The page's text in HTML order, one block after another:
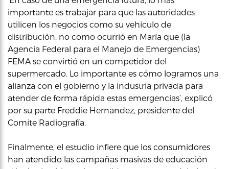
importante es trabajar para que las autoridades
utilicen los negocios como su vehículo de
distribución, no como ocurrió en María que (la
Agencia Federal para el Manejo de Emergencias)
FEMA se convirtió en un competidor del
supermercado. Lo importante es cómo logramos una
alianza con el gobierno y la industria privada para
atender de forma rápida estas emergencias’, explicó
por su parte Freddie Hernandez, presidente del
Comite Radiografía.
Finalmente, el estudio infiere que los consumidores
han atendido las campañas masivas de educación